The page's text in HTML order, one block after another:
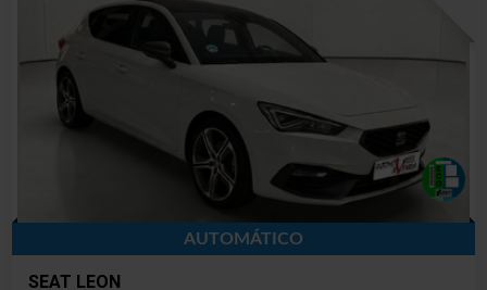
AUTOMÁTICO
SEAT LEON